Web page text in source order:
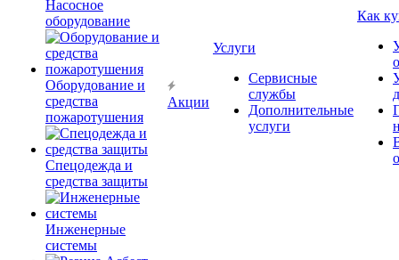
Насосное
оборудование
Оборудование и
средства
пожаротушения
Спецодежда и
средства защиты
Инженерные
системы
Акции
Услуги
Сервисные
службы
Дополнительные
услуги
Как